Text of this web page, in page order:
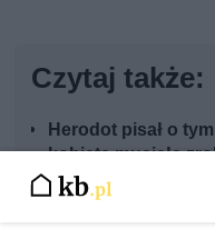
Czytaj także:
Herodot pisał o
kobieta musiała